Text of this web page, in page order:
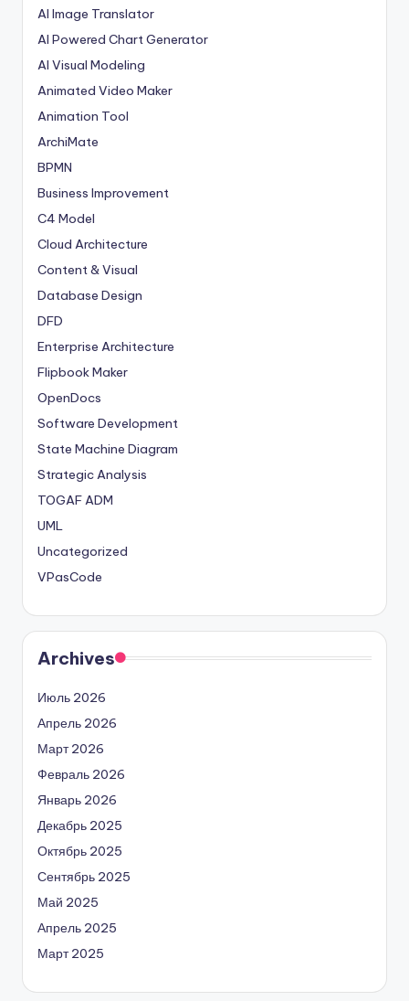
AI Image Translator
AI Powered Chart Generator
AI Visual Modeling
Animated Video Maker
Animation Tool
ArchiMate
BPMN
Business Improvement
C4 Model
Cloud Architecture
Content & Visual
Database Design
DFD
Enterprise Architecture
Flipbook Maker
OpenDocs
Software Development
State Machine Diagram
Strategic Analysis
TOGAF ADM
UML
Uncategorized
VPasCode
Archives
Июль 2026
Апрель 2026
Март 2026
Февраль 2026
Январь 2026
Декабрь 2025
Октябрь 2025
Сентябрь 2025
Май 2025
Апрель 2025
Март 2025